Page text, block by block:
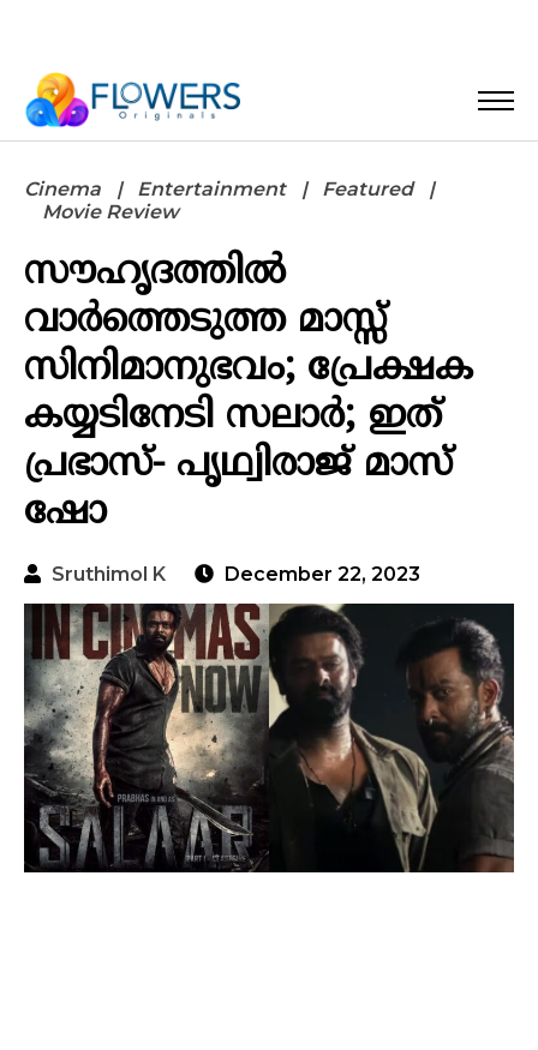
Cinema Entertainment
Featured
Movie Review
സൗഹൃദത്തിൽ
വാർത്തെടുത്ത മാസ്സ്
സിനിമാനുഭവം; പ്രേക്ഷക
കയ്യടിനേടി സലാർ; ഇത്
പ്രഭാസ്- പൃഥ്വിരാജ് മാസ്
ഷോ
Sruthimol K December 22, 2023